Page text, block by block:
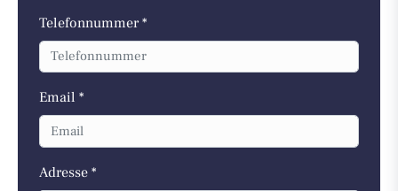
Telefonnummer *
Email *
Adresse *